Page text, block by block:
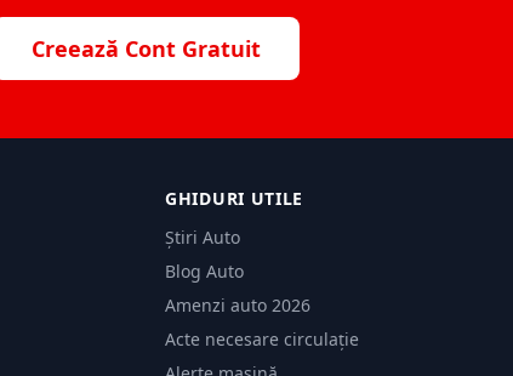
Creează Cont Gratuit
GHIDURI UTILE
Știri Auto
Blog Auto
Amenzi auto 2026
Acte necesare circulație